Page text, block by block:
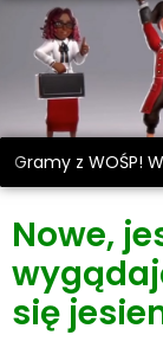
Nowe,
się